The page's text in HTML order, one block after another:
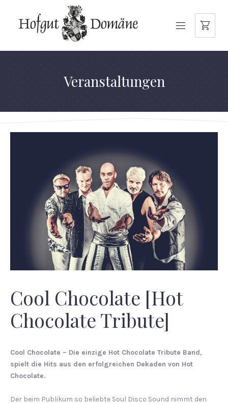
NAVIGATION
Veranstaltungen
Cool Chocolate [Hot
Chocolate Tribute]
Cool Chocolate – Die einzige Hot Chocolate Tribute Band,
spielt die Hits aus den erfolgreichen Dekaden von Hot
Chocolate.
Der beim Publikum so beliebte Soul Disco Sound nimmt den